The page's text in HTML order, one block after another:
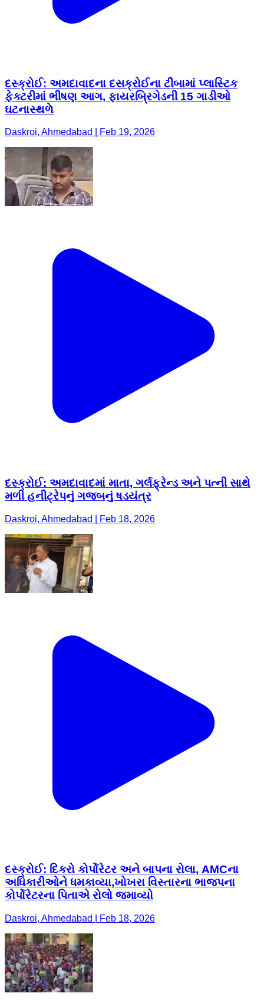
દસ્ક્રોઈ: અમદાવાદના દસક્રોઈના ટીંબામાં પ્લાસ્ટિક
ફેક્ટરીમાં ભીષણ આગ, ફાયરબ્રિગેડની 15 ગાડીઓ
ઘટનાસ્થળે
Daskroi, Ahmedabad | Feb 19, 2026
દસ્ક્રોઈ: અમદાવાદમાં માતા, ગર્લફ્રેન્ડ અને પત્ની સાથે
મળી હનીટ્રેપનું ગજબનું ષડયંત્ર
Daskroi, Ahmedabad | Feb 18, 2026
દસ્ક્રોઈ: દિકરો કોર્પોરેટર અને બાપના રોલા, AMCના
અધિકારીઓને ધમકાવ્યા,ખોખરા વિસ્તારના ભાજપના
કોર્પોરેટરના પિતાએ રોલો જમાવ્યો
Daskroi, Ahmedabad | Feb 18, 2026